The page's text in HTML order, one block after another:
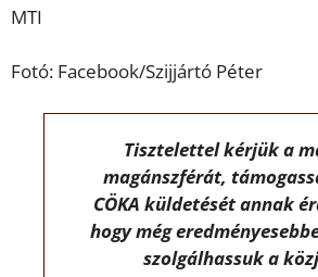
MTI
Fotó: Facebook/Szijjártó Péter
Tisztelettel kérjük a
magánszférát,
CÖKA küldetését annak
hogy még
szolgálhassuk a